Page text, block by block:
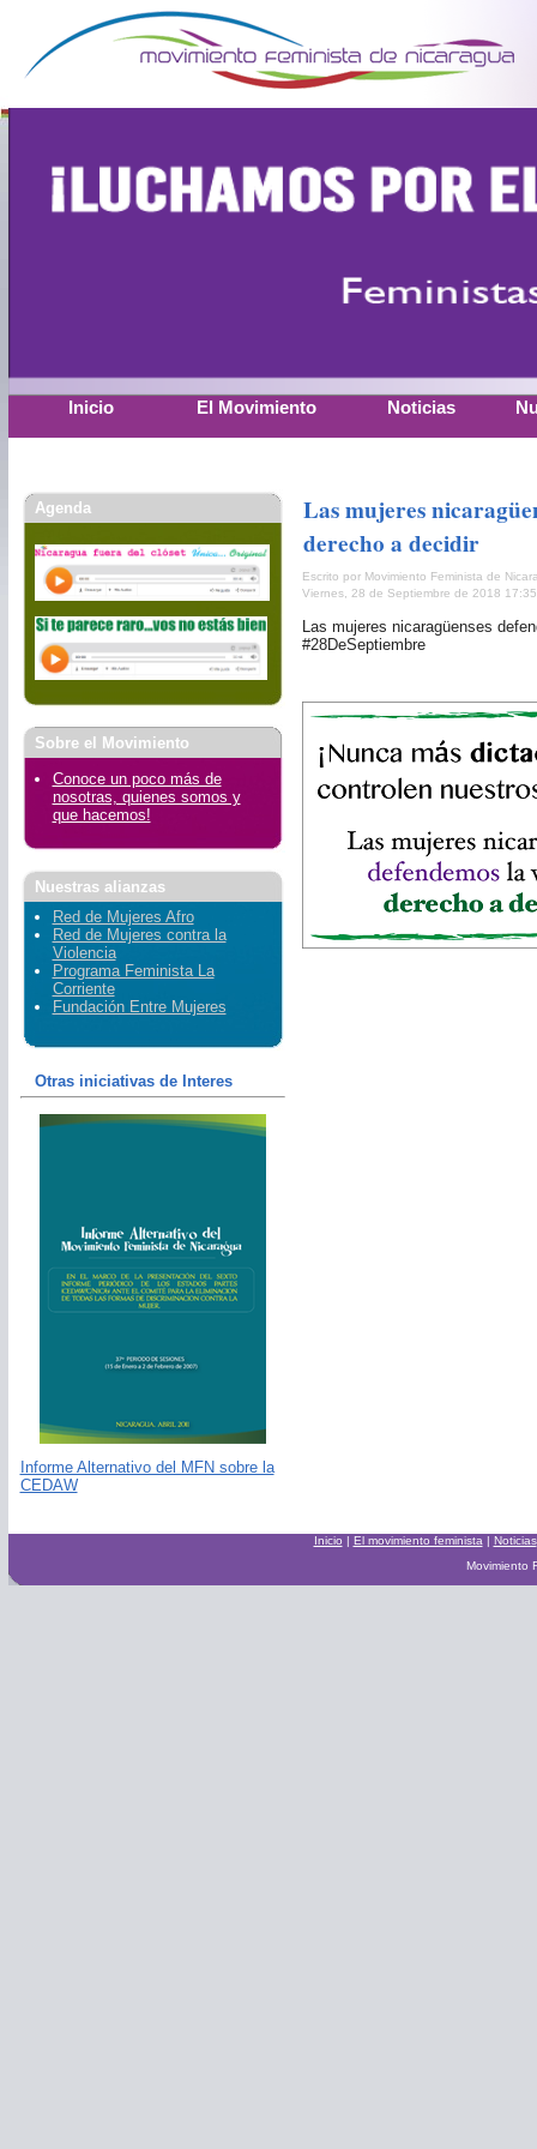
Inicio El Movimiento Noticias
Las mujeres
derecho a decidir
Escrito por Movimiento Feminista de
Viernes, 28 de Septiembre de 2018 17:35
Las mujeres nicaragüenses
#28DeSeptiembre
Agenda
Sobre el Movimiento
Conoce un poco más de
nosotras, quienes somos y
que hacemos!
Nuestras alianzas
Red de Mujeres Afro
Red de Mujeres contra la
Violencia
Programa Feminista La
Corriente
Fundación Entre Mujeres
Otras iniciativas de Interes
Informe Alternativo del MFN sobre la
CEDAW
Inicio | El movimiento feminista | Noticias
Movimiento